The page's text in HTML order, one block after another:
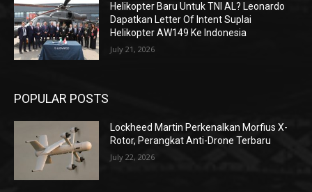
Helikopter Baru Untuk TNI AL? Leonardo
Dapatkan Letter Of Intent Suplai
Helikopter AW149 Ke Indonesia
July 21, 2026
POPULAR POSTS
Lockheed Martin Perkenalkan Morfius X-
Rotor, Perangkat Anti-Drone Terbaru
July 22, 2026